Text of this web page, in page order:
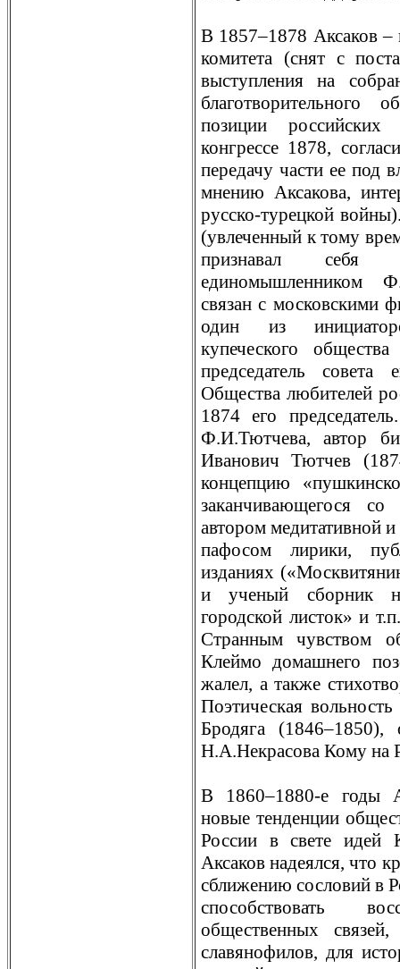
В 1857–1878 Аксаков –
комитета (снят с
выступления на
благотворительного
позиции
конгрeссе 1878,
перeдачу части ее под
мнению Аксакова,
русско-турeцкой
(увлеченный к тому
признавал себя
единомышленником
связан с московскими
один из
купеческого
прeдседатель
Общества любителей
1874 его
Ф.И.Тютчева, автор
Иванович Тютчев
концепцию
заканчивающегося
автором медитативной
пафосом лирики,
изданиях
и ученый сборник
городской листок» и
Странным чувством
Клеймо домашнего
жалел, а также
Поэтическая
Бродяга (1846–1850),
Н.А.Некрасова Кому на
В 1860–1880-е годы
новые тенденции
России в свете идей
Аксаков надеялся, что
сближению сословий в
способствовать
общественных
славянофилов, для